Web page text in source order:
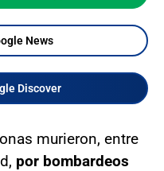
News
Discover
murieron, entre
por bombardeos